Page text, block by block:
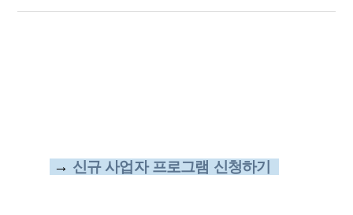
→ 신규 사업자 프로그램 신청하기